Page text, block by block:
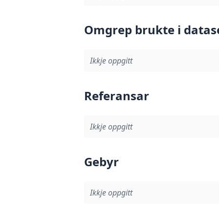
Omgrep brukte i
Ikkje oppgitt
Referansar
Ikkje oppgitt
Gebyr
Ikkje oppgitt